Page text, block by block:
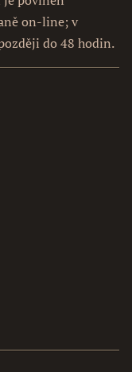
on-line; v
do 48 hodin.